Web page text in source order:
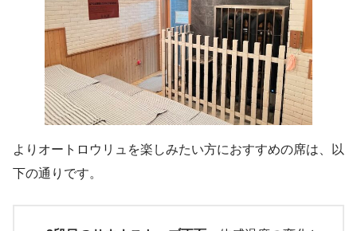
よりオートロウリュを楽しみたい方におすすめの席は、以
下の通りです。